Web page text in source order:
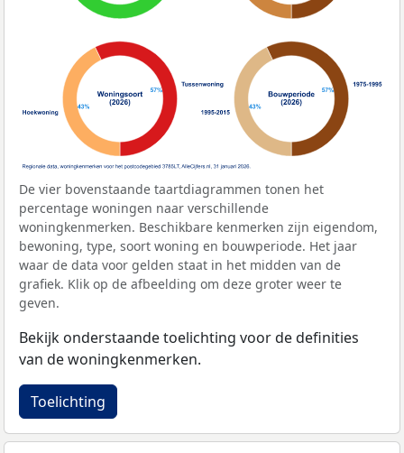
De vier bovenstaande taartdiagrammen tonen het
percentage woningen naar verschillende
woningkenmerken. Beschikbare kenmerken zijn eigendom,
bewoning, type, soort woning en bouwperiode. Het jaar
waar de data voor gelden staat in het midden van de
grafiek. Klik op de afbeelding om deze groter weer te
geven.
Bekijk onderstaande toelichting voor de definities
van de woningkenmerken.
Toelichting